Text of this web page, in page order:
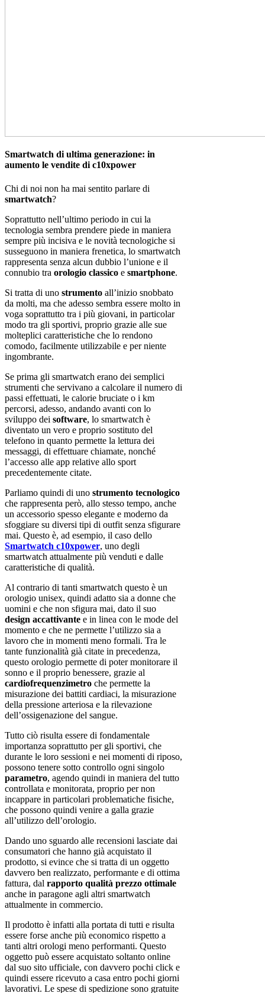
Smartwatch di ultima generazione: in
aumento le vendite di c10xpower
Chi di noi non ha mai sentito parlare di
smartwatch?
Soprattutto nell’ultimo periodo in cui la
tecnologia sembra prendere piede in maniera
sempre più incisiva e le novità tecnologiche si
susseguono in maniera frenetica, lo smartwatch
rappresenta senza alcun dubbio l’unione e il
connubio tra orologio classico e smartphone.
Si tratta di uno strumento all’inizio snobbato
da molti, ma che adesso sembra essere molto in
voga soprattutto tra i più giovani, in particolar
modo tra gli sportivi, proprio grazie alle sue
molteplici caratteristiche che lo rendono
comodo, facilmente utilizzabile e per niente
ingombrante.
Se prima gli smartwatch erano dei semplici
strumenti che servivano a calcolare il numero di
passi effettuati, le calorie bruciate o i km
percorsi, adesso, andando avanti con lo
sviluppo dei software, lo smartwatch è
diventato un vero e proprio sostituto del
telefono in quanto permette la lettura dei
messaggi, di effettuare chiamate, nonché
l’accesso alle app relative allo sport
precedentemente citate.
Parliamo quindi di uno strumento tecnologico
che rappresenta però, allo stesso tempo, anche
un accessorio spesso elegante e moderno da
sfoggiare su diversi tipi di outfit senza sfigurare
mai. Questo è, ad esempio, il caso dello
Smartwatch c10xpower, uno degli
smartwatch attualmente più venduti e dalle
caratteristiche di qualità.
Al contrario di tanti smartwatch questo è un
orologio unisex, quindi adatto sia a donne che
uomini e che non sfigura mai, dato il suo
design accattivante e in linea con le mode del
momento e che ne permette l’utilizzo sia a
lavoro che in momenti meno formali. Tra le
tante funzionalità già citate in precedenza,
questo orologio permette di poter monitorare il
sonno e il proprio benessere, grazie al
cardiofrequenzimetro che permette la
misurazione dei battiti cardiaci, la misurazione
della pressione arteriosa e la rilevazione
dell’ossigenazione del sangue.
Tutto ciò risulta essere di fondamentale
importanza soprattutto per gli sportivi, che
durante le loro sessioni e nei momenti di riposo,
possono tenere sotto controllo ogni singolo
parametro, agendo quindi in maniera del tutto
controllata e monitorata, proprio per non
incappare in particolari problematiche fisiche,
che possono quindi venire a galla grazie
all’utilizzo dell’orologio.
Dando uno sguardo alle recensioni lasciate dai
consumatori che hanno già acquistato il
prodotto, si evince che si tratta di un oggetto
davvero ben realizzato, performante e di ottima
fattura, dal rapporto qualità prezzo ottimale
anche in paragone agli altri smartwatch
attualmente in commercio.
Il prodotto è infatti alla portata di tutti e risulta
essere forse anche più economico rispetto a
tanti altri orologi meno performanti. Questo
oggetto può essere acquistato soltanto online
dal suo sito ufficiale, con davvero pochi click e
quindi essere ricevuto a casa entro pochi giorni
lavorativi. Le spese di spedizione sono gratuite